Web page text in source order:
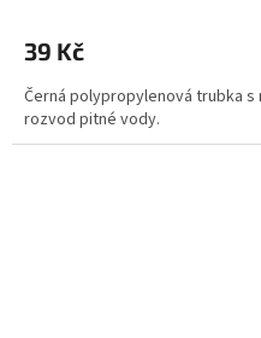
39 Kč
Černá polypropylenová trubka
rozvod pitné vody.